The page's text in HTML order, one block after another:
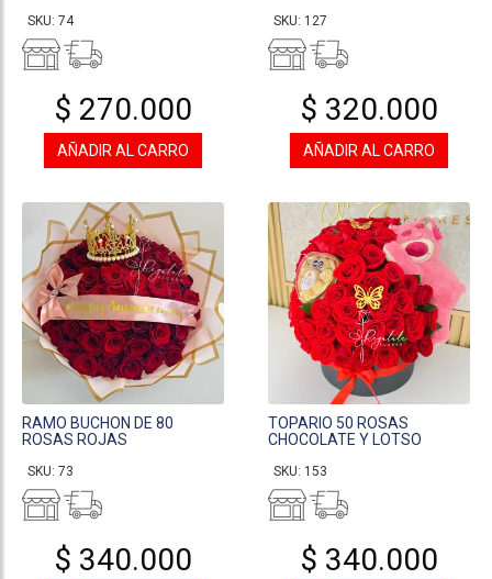
SKU: 74
$ 270.000
AÑADIR AL CARRO
SKU: 127
$ 320.000
AÑADIR AL CARRO
RAMO BUCHON DE 80
ROSAS ROJAS
SKU: 73
$ 340.000
TOPARIO 50 ROSAS
CHOCOLATE Y LOTSO
SKU: 153
$ 340.000